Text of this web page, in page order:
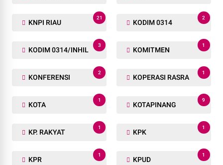
KNPI RIAU
21
KODIM 0314
2
KODIM 0314/INHIL
3
KOMITMEN
1
KONFERENSI
2
KOPERASI RASRA
1
KOTA
1
KOTAPINANG
9
KP. RAKYAT
1
KPK
1
KPR
1
KPUD
1